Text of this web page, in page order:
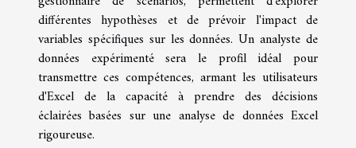
différentes hypothèses et de prévoir l'impact de
variables spécifiques sur les données. Un analyste de
données expérimenté sera le profil idéal pour
transmettre ces compétences, armant les utilisateurs
d'Excel de la capacité à prendre des décisions
éclairées basées sur une analyse de données Excel
rigoureuse.